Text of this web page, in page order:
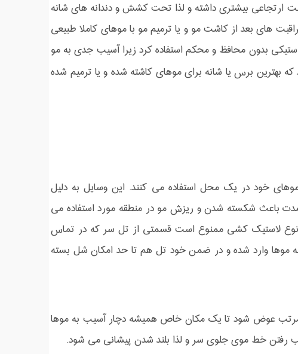
بیشتری داشته و لذا تحت کشش و دندانه های شانه
های بعد از کاشت مو و یا ترمیم مو با موهای کاملا طبیعی
بدون محافظ و محکم استفاده کرد زیرا آسیب جدی به مو
که بهترین برس یا شانه برای موهای کاشته شده و یا ترمیم شده
خود در یک محل استفاده می کنند. این وسایل به دلیل
باعث شکسته شدن و ریزش مو در منطقه مورد استفاده می
نوع لاستیک کشی ممنوع است قسمتی از تل سر که در تماس
موها وارد شده و در ضمن خود تل هم تا حد امکان شل بسته
عوض شود تا یک مکان خاص همیشه دچار آسیب به موها
خط موی جلوی سر و لذا بلند شدن پیشانی می شود.